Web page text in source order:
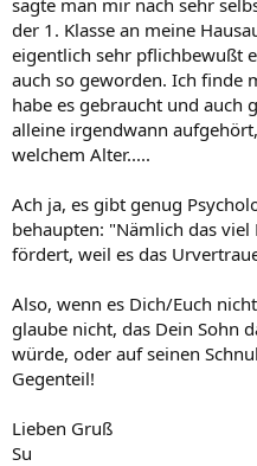
sagte man mir nach sehr
der 1. Klasse an meine
eigentlich sehr pflichbewußt
auch so geworden. Ich finde
habe es gebraucht und auch
alleine irgendwann
welchem Alter.....
Ach ja, es gibt genug
behaupten: "Nämlich das
fördert, weil es das
Also, wenn es Dich/Euch
glaube nicht, das Dein Sohn
würde, oder auf seinen
Gegenteil!
Lieben Gruß
Su